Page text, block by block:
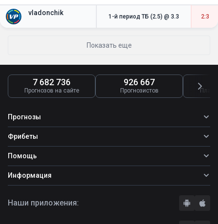
vladonchik 1-й период ТБ (2.5) @ 3.3 2:3
Показать еще
7 682 736
Прогнозов на сайте
926 667
Прогнозистов
Прогнозы
Все прогнозы
Топ ставок
Прогнозы на футбол
Фрибеты
Фрибеты
Помощь
Школа ставок
Вопросы и ответы
Информация
Правила
Наши приложения: